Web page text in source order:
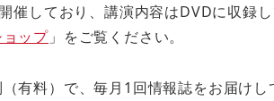
催しており、講演内容はDVDに収録し
ップ 」をご覧ください。
有料）で、毎月1回情報誌をお届けし